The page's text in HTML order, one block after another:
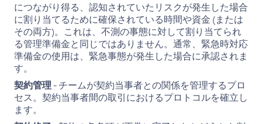
につながり得る、認知されていたリスクが発生した場合
に割り当てるために確保されている時間や資金 (または
その両方)。これは、不測の事態に対して割り当てられ
る管理準備金と同じではありません。通常、緊急時対応
準備金の使用は、緊急事態が発生した場合に承認されま
す。
契約管理- チームが契約当事者との関係を管理するプロ
セス。契約当事者間の取引におけるプロトコルを確立し
ます。